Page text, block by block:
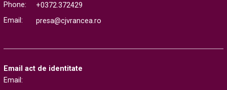
Phone:
+0372.372429
Email:
presa@cjvrancea.ro
Email act de identitate
Email: